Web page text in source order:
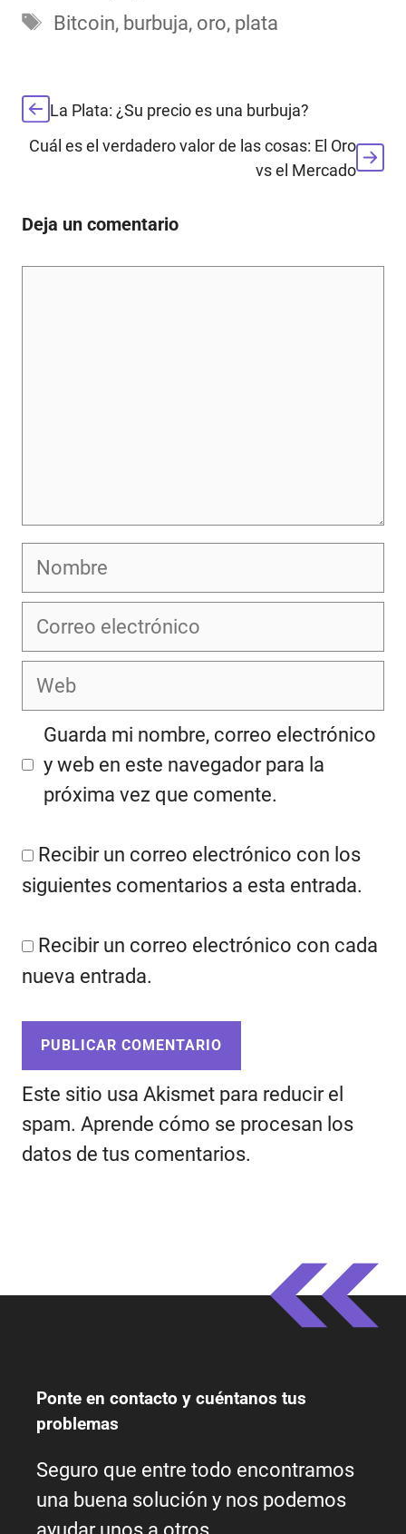
Etiquetas
Bitcoin, burbuja, oro, plata
La Plata: ¿Su precio es una burbuja?
Cuál es el verdadero valor de las cosas: El Oro
vs el Mercado
Deja un comentario
Nombre
Correo
electrónico
Web
Guarda mi nombre, correo electrónico
y web en este navegador para la
próxima vez que comente.
Recibir un correo electrónico con los
siguientes comentarios a esta entrada.
Recibir un correo electrónico con cada
nueva entrada.
Este sitio usa Akismet para reducir el
spam. Aprende cómo se procesan los
datos de tus comentarios.
Ponte en contacto y cuéntanos tus
problemas
Seguro que entre todo encontramos
una buena solución y nos podemos